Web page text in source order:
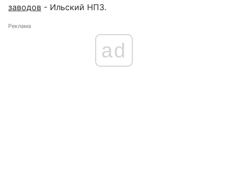
заводов - Ильский НПЗ.
Реклама
ad